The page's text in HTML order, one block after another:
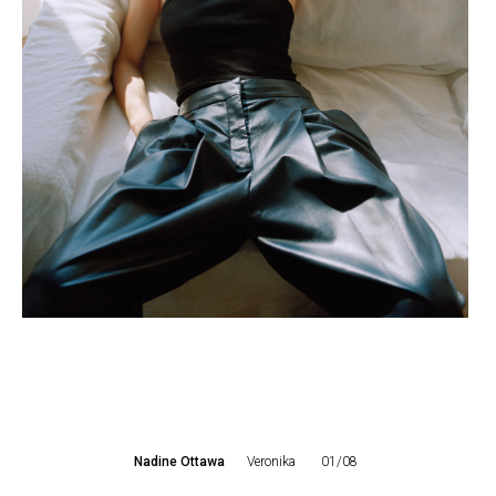
Nadine Ottawa Veronika 01/08